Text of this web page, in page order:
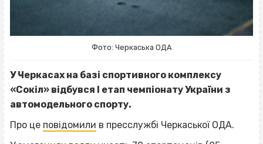
Фото: Черкаська ОДА
У Черкасах на базі спортивного комплексу
«Сокіл» відбувся І етап чемпіонату України з
автомодельного спорту.
Про це повідомили в пресслужбі Черкаської ОДА.